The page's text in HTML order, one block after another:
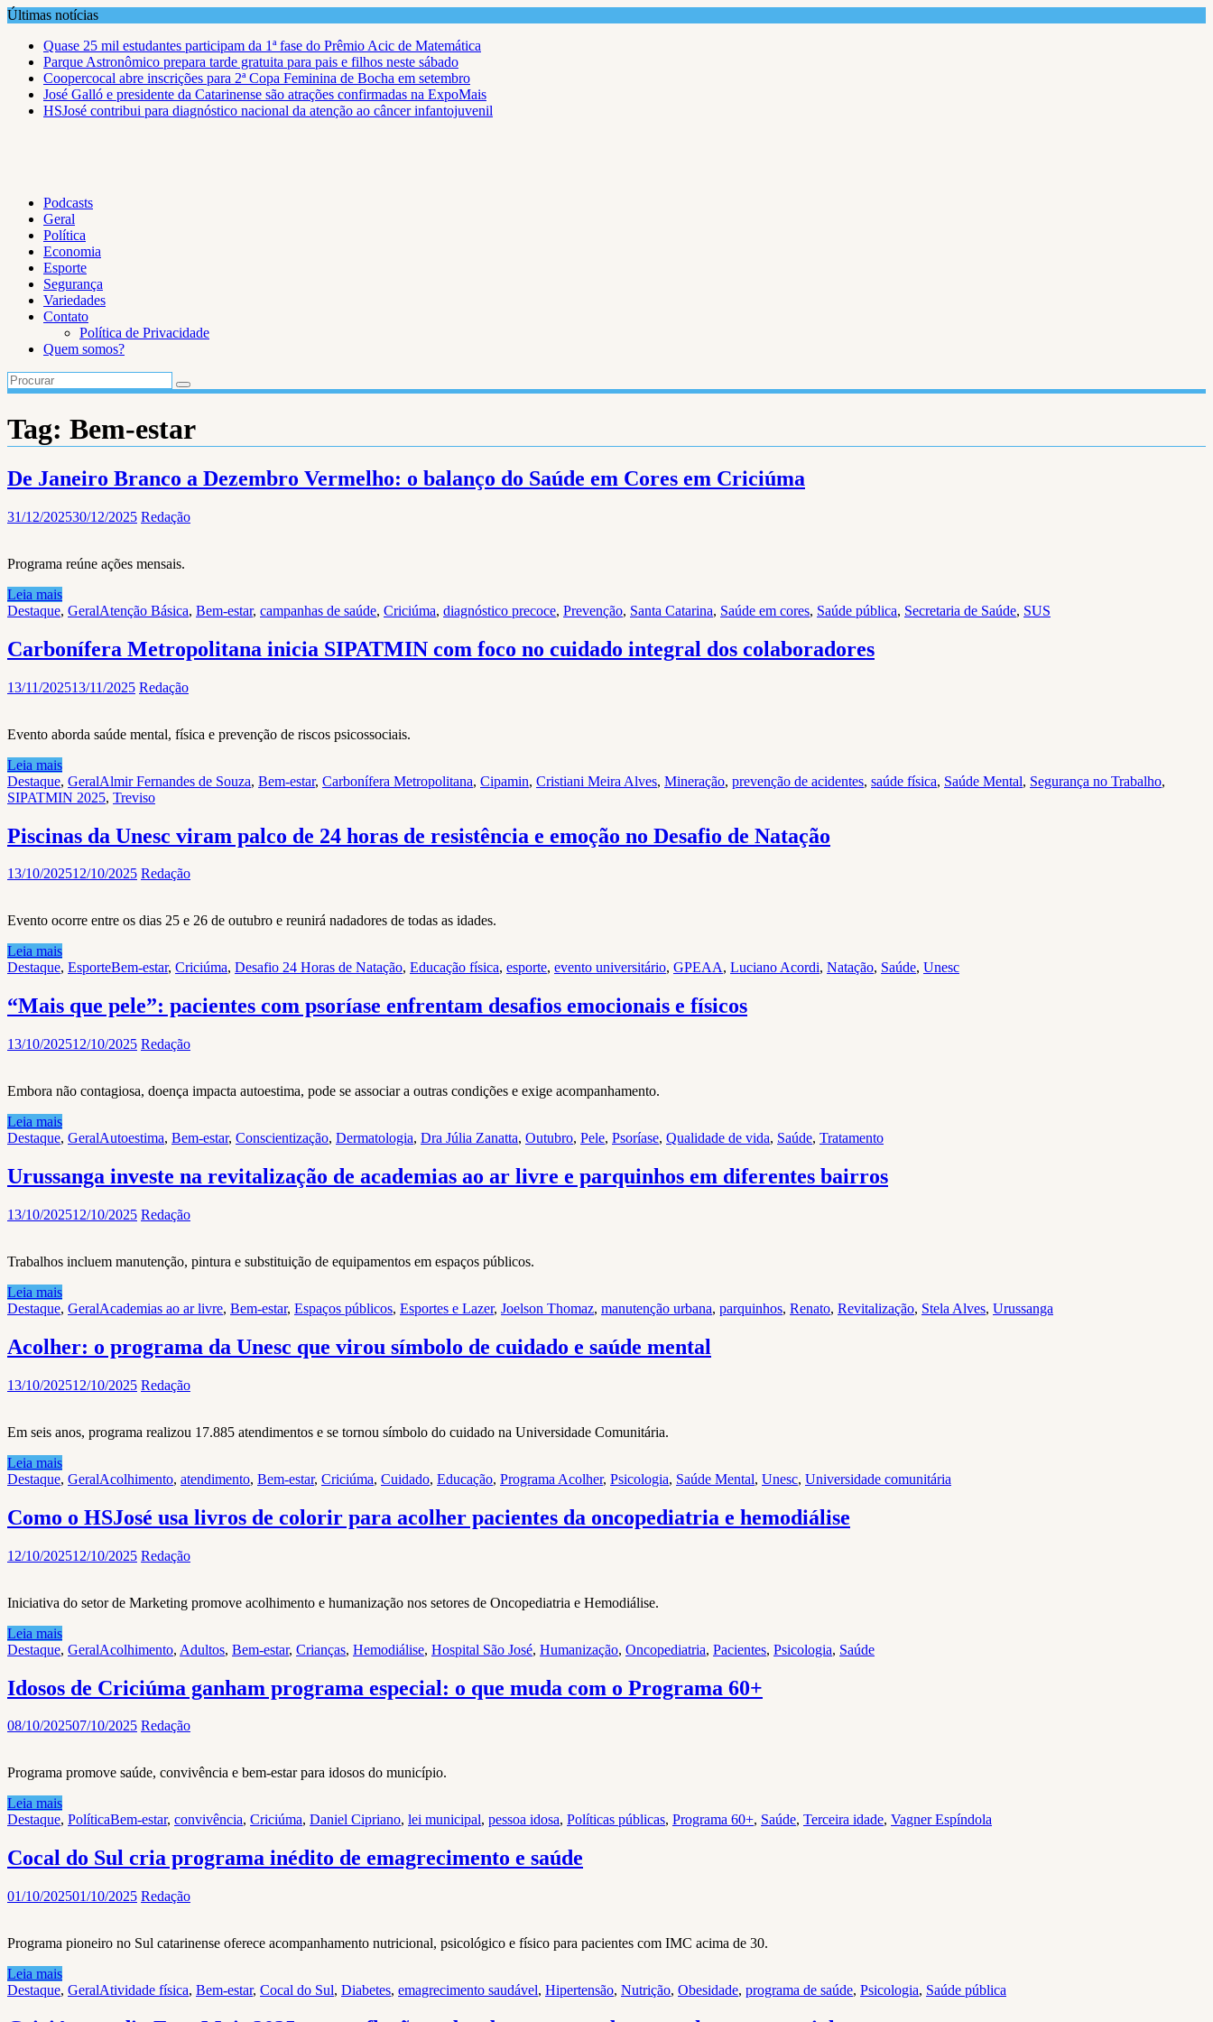
Skip
content
Últimas notícias
Quase 25 mil estudantes participam da 1ª fase do Prêmio Acic de Matemática
Parque Astronômico prepara tarde gratuita para pais e filhos neste sábado
Coopercocal abre inscrições para 2ª Copa Feminina de Bocha em setembro
José Galló e presidente da Catarinense são atrações confirmadas na ExpoMais
HSJosé contribui para diagnóstico nacional da atenção ao câncer infantojuvenil
Podcasts
Geral
Política
Economia
Esporte
Segurança
Variedades
Contato
Política de Privacidade
Quem somos?
Tag: Bem-estar
De Janeiro Branco a Dezembro Vermelho: o balanço do Saúde em Cores em Criciúma
31/12/202530/12/2025 Redação
Programa reúne ações mensais.
Leia mais
Destaque, GeralAtenção Básica, Bem-estar, campanhas de saúde, Criciúma, diagnóstico precoce, Prevenção, Santa Catarina, Saúde em cores, Saúde pública, Secretaria de Saúde, SUS
Carbonífera Metropolitana inicia SIPATMIN com foco no cuidado integral dos colaboradores
13/11/202513/11/2025 Redação
Evento aborda saúde mental, física e prevenção de riscos psicossociais.
Leia mais
Destaque, GeralAlmir Fernandes de Souza, Bem-estar, Carbonífera Metropolitana, Cipamin, Cristiani Meira Alves, Mineração, prevenção de acidentes, saúde física, Saúde Mental, Segurança no Trabalho,
SIPATMIN 2025, Treviso
Piscinas da Unesc viram palco de 24 horas de resistência e emoção no Desafio de Natação
13/10/202512/10/2025 Redação
Evento ocorre entre os dias 25 e 26 de outubro e reunirá nadadores de todas as idades.
Leia mais
Destaque, EsporteBem-estar, Criciúma, Desafio 24 Horas de Natação, Educação física, esporte, evento universitário, GPEAA, Luciano Acordi, Natação, Saúde, Unesc
“Mais que pele”: pacientes com psoríase enfrentam desafios emocionais e físicos
13/10/202512/10/2025 Redação
Embora não contagiosa, doença impacta autoestima, pode se associar a outras condições e exige acompanhamento.
Leia mais
Destaque, GeralAutoestima, Bem-estar, Conscientização, Dermatologia, Dra Júlia Zanatta, Outubro, Pele, Psoríase, Qualidade de vida, Saúde, Tratamento
Urussanga investe na revitalização de academias ao ar livre e parquinhos em diferentes bairros
13/10/202512/10/2025 Redação
Trabalhos incluem manutenção, pintura e substituição de equipamentos em espaços públicos.
Leia mais
Destaque, GeralAcademias ao ar livre, Bem-estar, Espaços públicos, Esportes e Lazer, Joelson Thomaz, manutenção urbana, parquinhos, Renato, Revitalização, Stela Alves, Urussanga
Acolher: o programa da Unesc que virou símbolo de cuidado e saúde mental
13/10/202512/10/2025 Redação
Em seis anos, programa realizou 17.885 atendimentos e se tornou símbolo do cuidado na Universidade Comunitária.
Leia mais
Destaque, GeralAcolhimento, atendimento, Bem-estar, Criciúma, Cuidado, Educação, Programa Acolher, Psicologia, Saúde Mental, Unesc, Universidade comunitária
Como o HSJosé usa livros de colorir para acolher pacientes da oncopediatria e hemodiálise
12/10/202512/10/2025 Redação
Iniciativa do setor de Marketing promove acolhimento e humanização nos setores de Oncopediatria e Hemodiálise.
Leia mais
Destaque, GeralAcolhimento, Adultos, Bem-estar, Crianças, Hemodiálise, Hospital São José, Humanização, Oncopediatria, Pacientes, Psicologia, Saúde
Idosos de Criciúma ganham programa especial: o que muda com o Programa 60+
08/10/202507/10/2025 Redação
Programa promove saúde, convivência e bem-estar para idosos do município.
Leia mais
Destaque, PolíticaBem-estar, convivência, Criciúma, Daniel Cipriano, lei municipal, pessoa idosa, Políticas públicas, Programa 60+, Saúde, Terceira idade, Vagner Espíndola
Cocal do Sul cria programa inédito de emagrecimento e saúde
01/10/202501/10/2025 Redação
Programa pioneiro no Sul catarinense oferece acompanhamento nutricional, psicológico e físico para pacientes com IMC acima de 30.
Leia mais
Destaque, GeralAtividade física, Bem-estar, Cocal do Sul, Diabetes, emagrecimento saudável, Hipertensão, Nutrição, Obesidade, programa de saúde, Psicologia, Saúde pública